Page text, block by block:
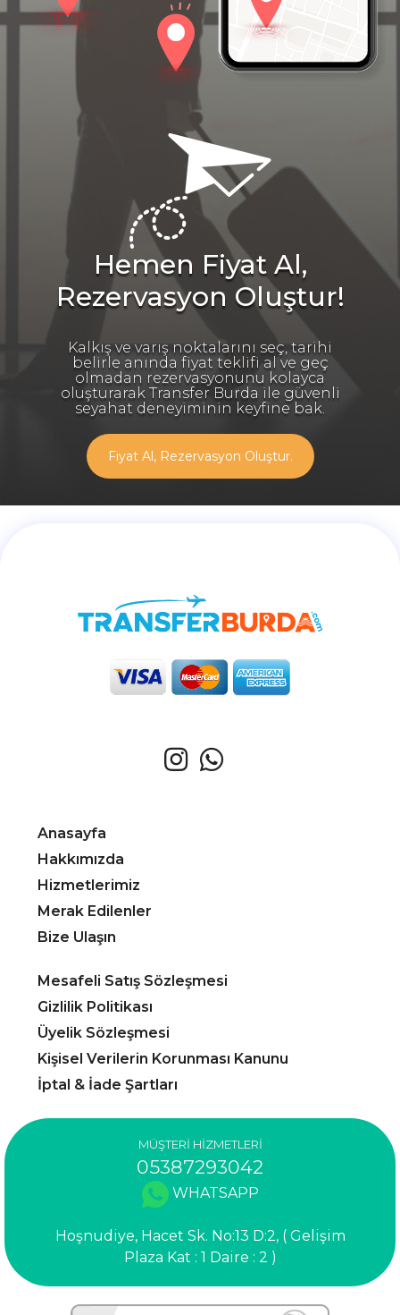
Hemen Fiyat Al,
Rezervasyon Oluştur!
Kalkış ve varış noktalarını seç, tarihi
belirle anında fiyat teklifi al ve geç
olmadan rezervasyonunu kolayca
oluşturarak Transfer Burda ile güvenli
seyahat deneyiminin keyfine bak.
Fiyat Al, Rezervasyon Oluştur.
Anasayfa
Hakkımızda
Hizmetlerimiz
Merak Edilenler
Bize Ulaşın
Mesafeli Satış Sözleşmesi
Gizlilik Politikası
Üyelik Sözleşmesi
Kişisel Verilerin Korunması Kanunu
İptal & İade Şartları
MÜŞTERİ HİZMETLERİ
05387293042
WHATSAPP
Hoşnudiye, Hacet Sk. No:13 D:2, ( Gelişim
Plaza Kat : 1 Daire : 2 )